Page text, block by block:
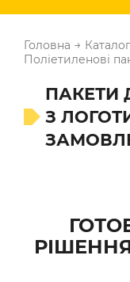
Головна →
Поліетиленові
ПАКЕТИ
З